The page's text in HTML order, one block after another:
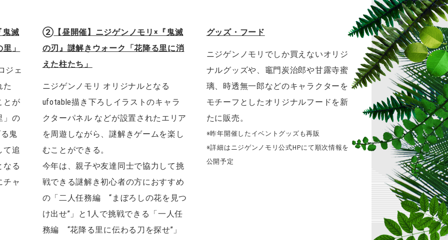
鬼滅
」
ジェ
た
とが
」の
鬼
て追
なる
チャ
② 【昼開催】ニジゲンノモリ×『鬼滅
の刃』謎解きウォーク「花降る里に消
えた柱たち」
ニジゲンノモリ オリジナルとなる
ufotable描き下ろしイラストのキャラ
クターパネル などが設置されたエリア
を周遊しながら、謎解きゲームを楽し
むことができる。
今年は、親子や友達同士で協力して挑
戦できる謎解き初心者の方におすすめ
の「二人任務編 “まぼろしの花を見つ
け出せ”」と1人で挑戦できる「一人任
務編 “花降る里に伝わる刀を探せ”」
グッズ・フード
ニジゲンノモリでしか買えないオリジ
ナルグッズや、竈門炭治郎や甘露寺蜜
璃、時透無一郎などのキャラクターを
モチーフとしたオリジナルフードを新
たに販売。
※昨年開催したイベントグッズも再販
※詳細はニジゲンノモリ公式HPにて順次情報を
公開予定